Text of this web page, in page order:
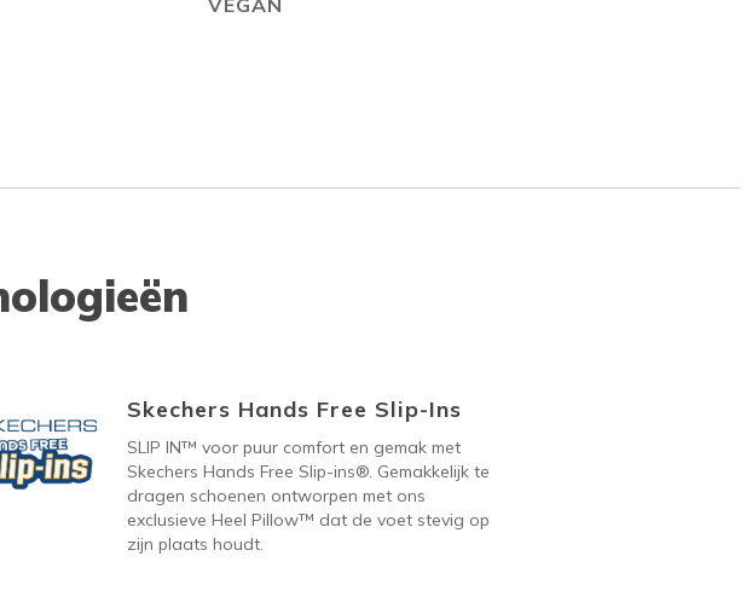
VEGAN
Skechers Hands Free Slip-Ins
SLIP IN™ voor puur comfort en gemak met
Skechers Hands Free Slip-ins®. Gemakkelijk te
dragen schoenen ontworpen met ons
exclusieve Heel Pillow™ dat de voet stevig op
zijn plaats houdt.